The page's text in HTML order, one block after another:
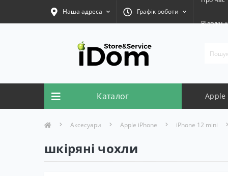
Наша адреса Графік роботи
Відгуки
Каталог Apple
Аксесуари Apple iPhone iPhone 12 mini
шкіряні чохли